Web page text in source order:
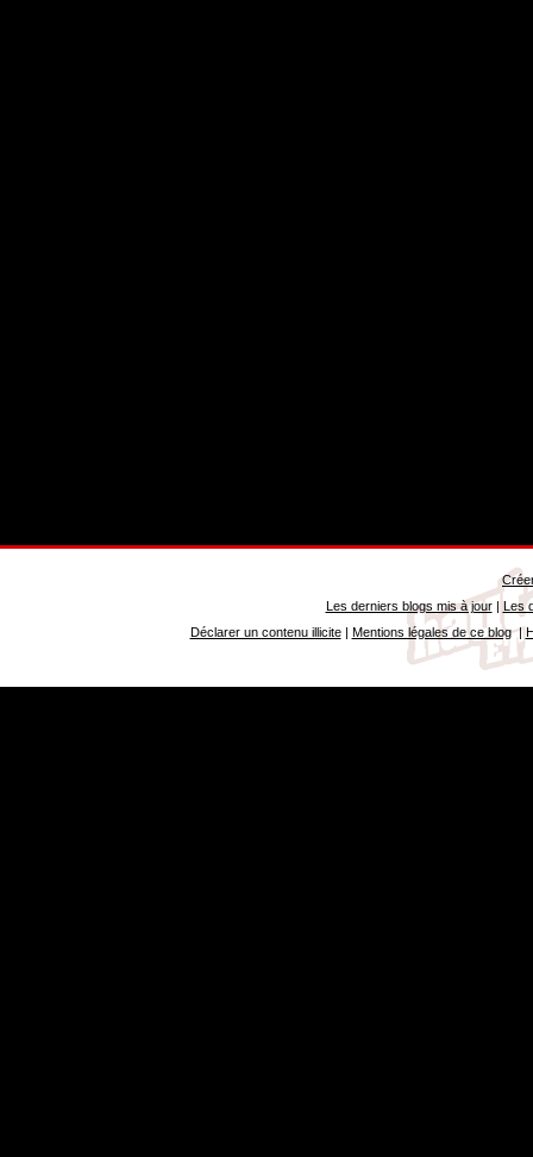
Les derniers blogs mis à jour| Les
Déclarer un contenu illicite| Mentions légales de ce blog|